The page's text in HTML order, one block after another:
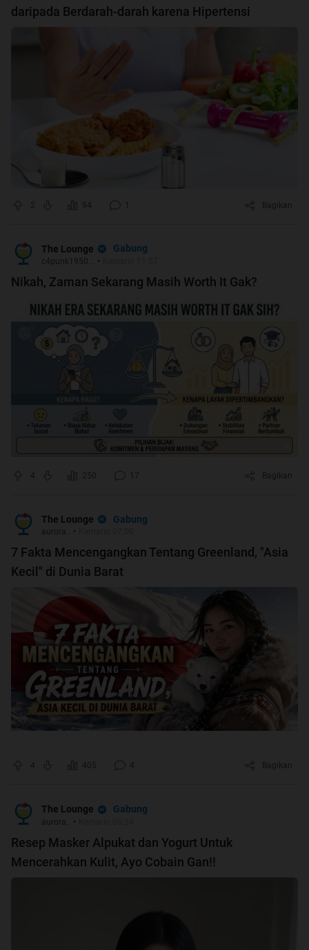
daripada Berdarah-darah karena Hipertensi
94 Bagikan
The Lounge Gabung
c4punk1950... •
Nikah, Zaman Sekarang Masih Worth It Gak?
4 250 17 Bagikan
The Lounge Gabung
aurora.. •
7 Fakta Mencengangkan Tentang Greenland, "Asia
Kecil" di Dunia Barat
4 405 4 Bagikan
The Lounge Gabung
aurora.. •
Resep Masker Alpukat dan Yogurt Untuk
Mencerahkan Kulit, Ayo Cobain Gan!!